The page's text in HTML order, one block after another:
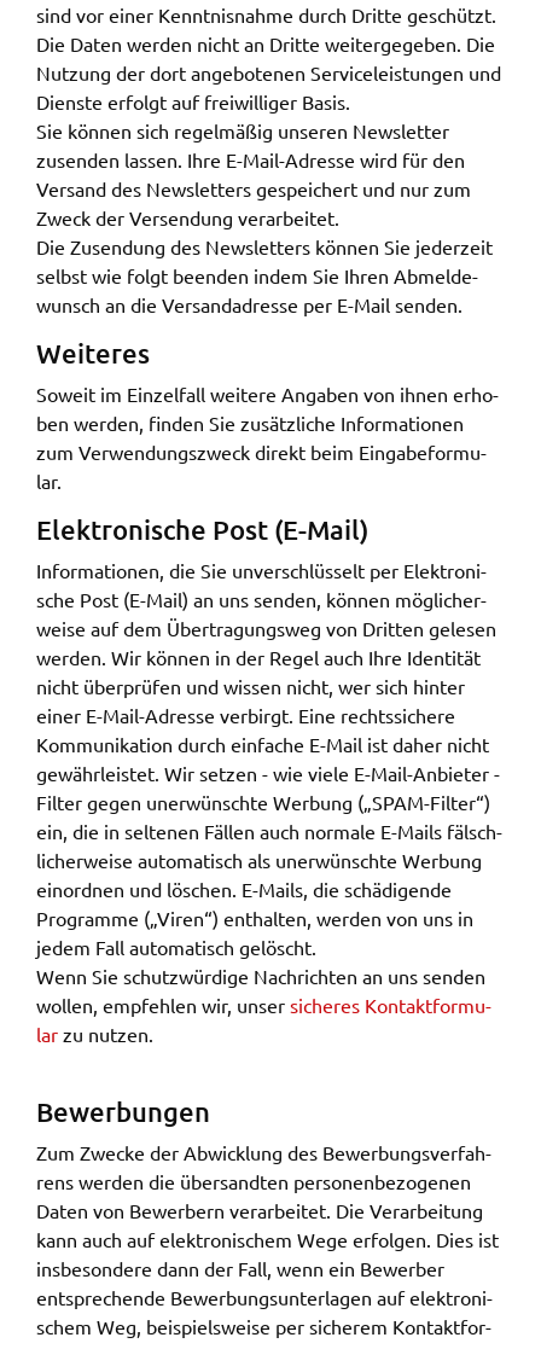
sind vor einer Kennt­nis­nah­me durch Drit­te geschützt.
Die Daten werden nicht an Drit­te weiter­ge­ge­ben. Die
Nutzung der dort ange­bo­te­nen Service­leis­tun­gen und
Diens­te erfolgt auf frei­wil­li­ger Basis.
Sie können sich regel­mä­ßig unse­ren News­let­ter
zusen­den lassen. Ihre E-Mail-Adres­se wird für den
Versand des News­let­ters gespei­chert und nur zum
Zweck der Versen­dung verar­bei­tet.
Die Zusen­dung des News­let­ters können Sie jeder­zeit
selbst wie folgt been­den indem Sie Ihren Abmel­de­
wunsch an die Versan­d­adres­se per E-Mail senden.
Weite­res
Soweit im Einzel­fall weite­re Anga­ben von ihnen erho­
ben werden, finden Sie zusätz­li­che Infor­ma­tio­nen
zum Verwen­dungs­zweck direkt beim Einga­be­for­mu­
lar.
Elek­tro­ni­sche Post (E-Mail)
Infor­ma­tio­nen, die Sie unver­schlüs­selt per Elek­tro­ni­
sche Post (E-Mail) an uns senden, können mögli­cher­
wei­se auf dem Über­tra­gungs­weg von Drit­ten gele­sen
werden. Wir können in der Regel auch Ihre Iden­ti­tät
nicht über­prü­fen und wissen nicht, wer sich hinter
einer E-Mail-Adres­se verbirgt. Eine rechts­si­che­re
Kommu­ni­ka­ti­on durch einfa­che E-Mail ist daher nicht
gewähr­leis­tet. Wir setzen - wie viele E-Mail-Anbie­ter -
Filter gegen uner­wünsch­te Werbung („SPAM-Filter“)
ein, die in selte­nen Fällen auch norma­le E-Mails fälsch­
li­cher­wei­se auto­ma­tisch als uner­wünsch­te Werbung
einord­nen und löschen. E-Mails, die schä­di­gen­de
Program­me („Viren“) enthal­ten, werden von uns in
jedem Fall auto­ma­tisch gelöscht.
Wenn Sie schutz­wür­di­ge Nach­rich­ten an uns senden
wollen, empfeh­len wir, unser siche­res Kontakt­for­mu­
lar zu nutzen.
Bewer­bun­gen
Zum Zwecke der Abwick­lung des Bewer­bungs­ver­fah­
rens werden die über­sand­ten perso­nen­be­zo­ge­nen
Daten von Bewer­bern verar­bei­tet. Die Verar­bei­tung
kann auch auf elek­tro­ni­schem Wege erfol­gen. Dies ist
insbe­son­de­re dann der Fall, wenn ein Bewer­ber
entspre­chen­de Bewer­bungs­un­ter­la­gen auf elek­tro­ni­
schem Weg, beispiels­wei­se per siche­rem Kontakt­for­